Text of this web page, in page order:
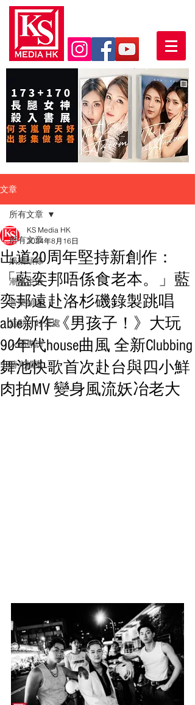
文章
所有文章
娛樂頭條
潮流生活
音樂頻道
活動・好去處
人物專訪
時光檔案
所有文章
出道20周年堅持新創作：
「藍奕邦唔係食老本。」藍
奕邦遠赴洛杉磯錄製跳唱
able新作《男孩子！》大玩
90年代house曲風 全新Clubbing
舞池快歌首次赴台與四小鮮
肉拍MV 變身風流妖冶老大
KS Media HK
2024年8月16日